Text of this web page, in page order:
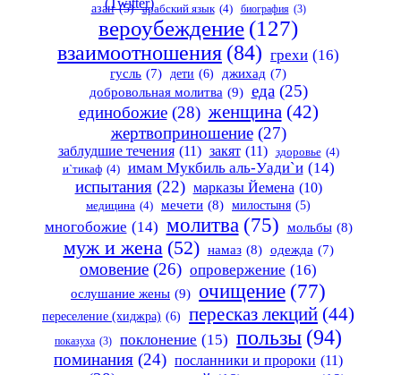
азан (5) арабский язык (4) биография (3)
вероубеждение (127)
взаимоотношения (84) грехи (16)
гусль (7) дети (6) джихад (7)
добровольная молитва (9) еда (25)
единобожие (28) женщина (42)
жертвоприношение (27)
заблудшие течения (11) закят (11) здоровье (4)
и`тикаф (4) имам Мукбиль аль-Уади`и (14)
испытания (22) марказы Йемена (10)
медицина (4) мечети (8) милостыня (5)
многобожие (14) молитва (75) мольбы (8)
муж и жена (52) намаз (8) одежда (7)
омовение (26) опровержение (16)
ослушание жены (9) очищение (77)
переселение (хиджра) (6) пересказ лекций (44)
показуха (3) поклонение (15) пользы (94)
поминания (24) посланники и пророки (11)